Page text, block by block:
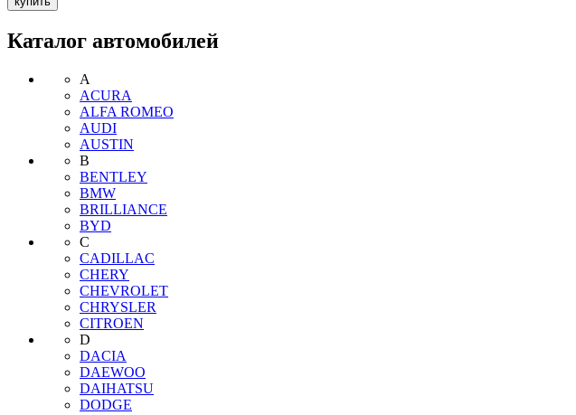
Каталог автомобилей
A
ACURA
ALFA ROMEO
AUDI
AUSTIN
B
BENTLEY
BMW
BRILLIANCE
BYD
C
CADILLAC
CHERY
CHEVROLET
CHRYSLER
CITROEN
D
DACIA
DAEWOO
DAIHATSU
DODGE